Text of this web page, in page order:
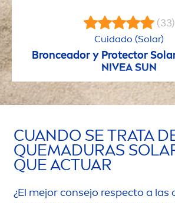
(33)
Cuidado (Solar)
Bronceador y Protector
NIVEASUN
CUANDO SE TRATA
QUEMADURAS
QUE ACTUAR
¿El mejor consejo respecto a las